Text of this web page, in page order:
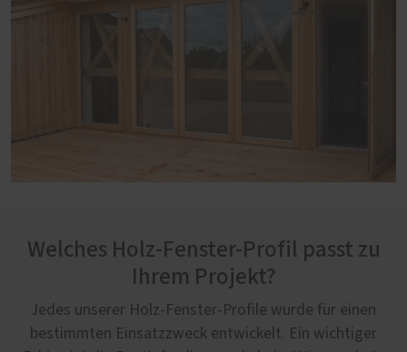
Welches Holz-Fenster-Profil passt zu
Ihrem Projekt?
Jedes unserer Holz-Fenster-Profile wurde für einen
bestimmten Einsatzzweck entwickelt. Ein wichtiger